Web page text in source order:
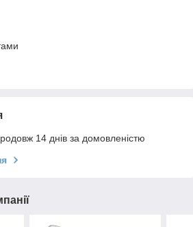
14 днів за домовленістю